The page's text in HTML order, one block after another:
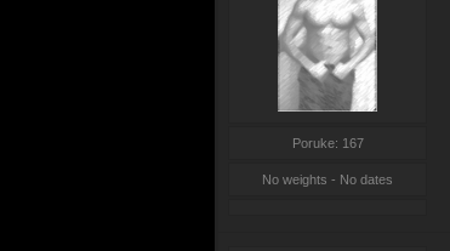
Poruke: 167
No weights - No dates